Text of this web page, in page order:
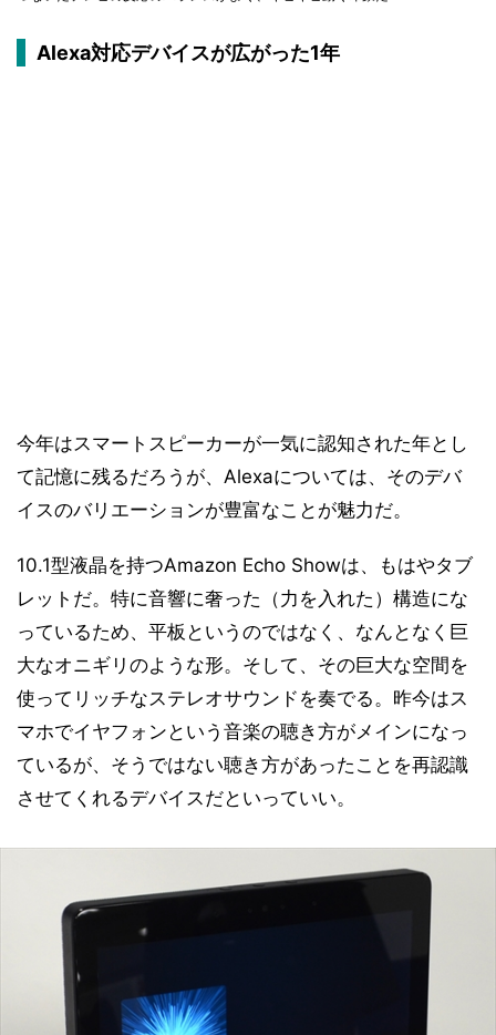
Alexa対応デバイスが広がった1年
今年はスマートスピーカーが一気に認知された年とし
て記憶に残るだろうが、Alexaについては、そのデバ
イスのバリエーションが豊富なことが魅力だ。
10.1型液晶を持つAmazon Echo Showは、もはやタブ
レットだ。特に音響に奢った（力を入れた）構造にな
っているため、平板というのではなく、なんとなく巨
大なオニギリのような形。そして、その巨大な空間を
使ってリッチなステレオサウンドを奏でる。昨今はス
マホでイヤフォンという音楽の聴き方がメインになっ
ているが、そうではない聴き方があったことを再認識
させてくれるデバイスだといっていい。